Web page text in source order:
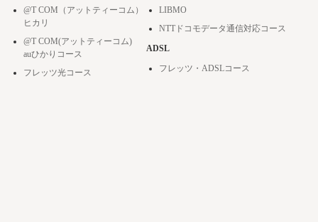
@T COM（アットティーコム）
ヒカリ
@T COM(アットティーコム)
auひかりコース
フレッツ光コース
LIBMO
NTTドコモデータ通信対応コース
ADSL
フレッツ・ADSLコース